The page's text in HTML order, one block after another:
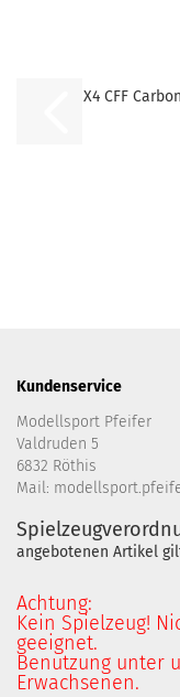
X4 CFF
Kundenservice
Modellsport Pfeifer
Valdruden 5
6832 Röthis
Mail:
angebotenen Artikel
Achtung:
Kein Spielzeug!
geeignet.
Benutzung unter
Erwachsenen.